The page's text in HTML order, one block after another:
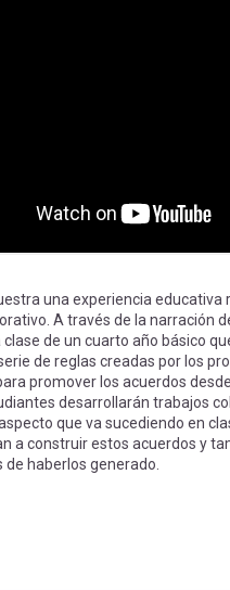
una experiencia educativa
A través de la narración
de un cuarto año básico
de reglas creadas por los
promover los acuerdos
desarrollarán trabajos
que va sucediendo en
a construir estos acuerdos y
de haberlos generado.